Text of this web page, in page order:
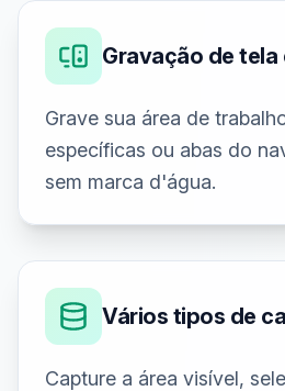
Gravação de tela
Grave sua área de
específicas ou abas do
sem marca d'água.
Vários tipos de
Capture a área visível,